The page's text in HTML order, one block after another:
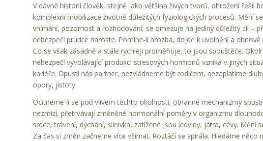
V dávné historii člověk, stejně jako většina živých tvorů, ohrožení řešil
komplexní mobilizace životně důležitých fyziologických procesů. Mění
vnímání, pozornost a rozhodování, se omezuje na jediný důležitý cíl –
nebezpečí prudce naroste. Pomine-li hrozba, dojde k uvolnění a
Co se však zásadně a stále rychleji proměňuje, to jsou spouštěče.
nebezpečí vyvolávající produkci stresových hormonů vzniká v jiných
kariéře. Opustí nás partner, nezvládneme být rodičem, nezaplatíme
opory, jistoty.
Ocitneme-li se pod vlivem těchto okolností, obranné mechanizmy
nezmizí, přetrvávají změněné hormonální poměry v organizmu
srdce, trávení, dýchání, slinivka, zatížené jsou ledviny, játra, cévy.
Za čas si změn začneme více všímat. Roztáčí se spirála. Hledáme